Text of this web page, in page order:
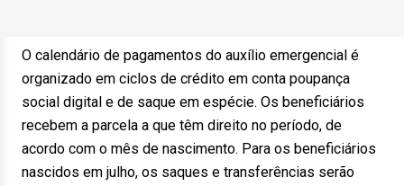
O calendário de pagamentos do auxílio emergencial é
organizado em ciclos de crédito em conta poupança
social digital e de saque em espécie. Os beneficiários
recebem a parcela a que têm direito no período, de
acordo com o mês de nascimento. Para os beneficiários
nascidos em julho, os saques e transferências serão